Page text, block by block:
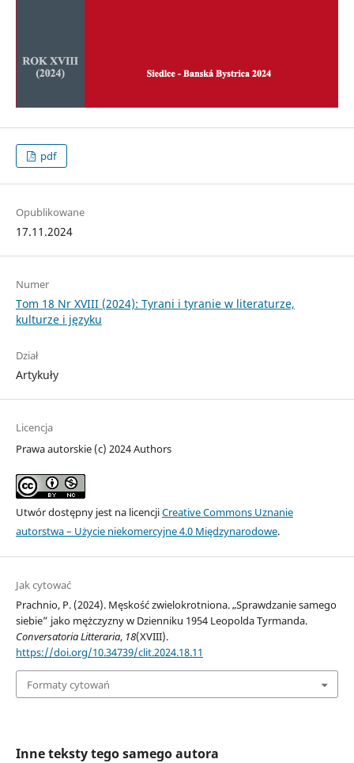
pdf
Opublikowane
17.11.2024
Numer
Tom 18 Nr XVIII (2024): Tyrani i tyranie w literaturze,
kulturze i języku
Dział
Artykuły
Licencja
Prawa autorskie (c) 2024 Authors
Utwór dostępny jest na licencjiCreative Commons Uznanie
autorstwa – Użycie niekomercyjne 4.0 Międzynarodowe.
Jak cytować
Prachnio, P. (2024). Męskość zwielokrotniona. „Sprawdzanie samego
siebie” jako mężczyzny w Dzienniku 1954 Leopolda Tyrmanda.
Conversatoria Litteraria, 18(XVIII).
https://doi.org/10.34739/clit.2024.18.11
Formaty cytowań
Inne teksty tego samego autora